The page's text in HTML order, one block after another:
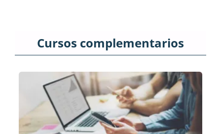
Cursos complementarios